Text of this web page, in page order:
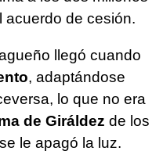
acuerdo de cesión.
llegó cuando
, adaptándose
lo que no era
de Giráldez de los
le apagó la luz.